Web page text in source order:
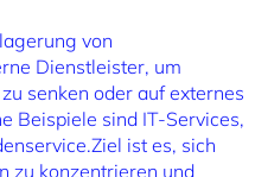
von
Dienstleister, um
senken oder auf externes
Beispiele sind IT-Services,
ist es, sich
zu konzentrieren und